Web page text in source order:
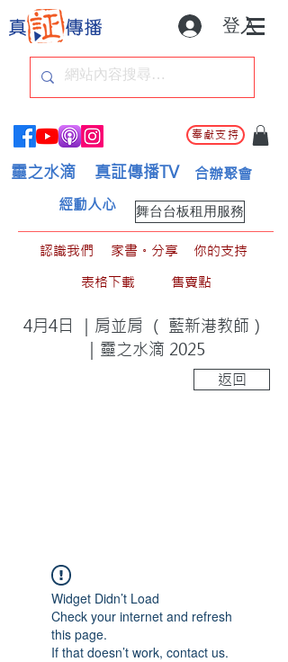
登入
奉獻支持
靈之水滴 真証傳播TV 合辦聚會
舞台台板租用服務
經動人心
認識我們 家書。分享
你的支持
表格下載
售賣點
4月4日 ｜肩並肩 （ 藍新港教師）
｜靈之水滴 2025
返回
Widget Didn’t Load
Check your internet and refresh
this page.
If that doesn’t work, contact us.